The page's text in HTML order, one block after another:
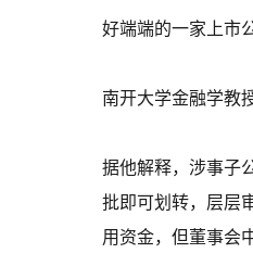
好端端的一家上市
南开大学金融学教
据他解释，涉事子
批即可划转，层层
用资金，但董事会